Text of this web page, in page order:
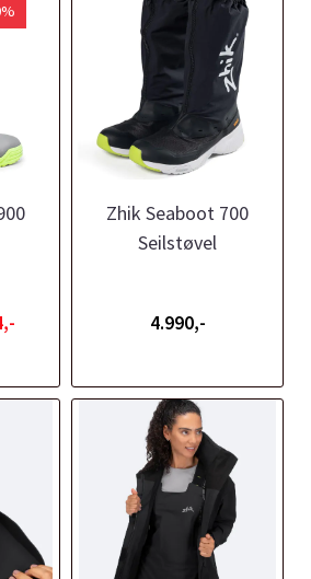
Zhik Seaboot 700
Seilstøvel
4.990,-